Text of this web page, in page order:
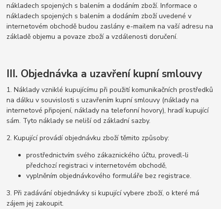
nákladech spojených s balením a dodáním zboží. Informace o
nákladech spojených s balením a dodáním zboží uvedené v
internetovém obchodě budou zaslány e-mailem na vaší adresu na
základě objemu a povaze zboží a vzdálenosti doručení.
III. Objednávka a uzavření kupní smlouvy
1. Náklady vzniklé kupujícímu při použití komunikačních prostředků
na dálku v souvislosti s uzavřením kupní smlouvy (náklady na
internetové připojení, náklady na telefonní hovory), hradí kupující
sám. Tyto náklady se neliší od základní sazby.
2. Kupující provádí objednávku zboží těmito způsoby:
prostřednictvím svého zákaznického účtu, provedl-li
předchozí registraci v internetovém obchodě,
vyplněním objednávkového formuláře bez registrace.
3. Při zadávání objednávky si kupující vybere zboží, o které má
zájem jej zakoupit.